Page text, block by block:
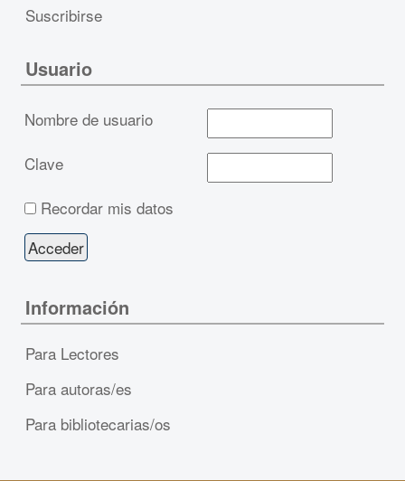
Suscribirse
Usuario
Nombre de usuario
Clave
Recordar mis datos
Información
Para Lectores
Para autoras/es
Para bibliotecarias/os